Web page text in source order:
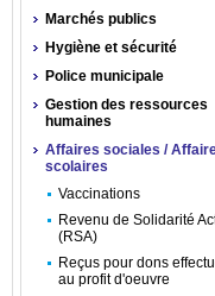
Marchés publics
Hygiène et sécurité
Police municipale
Gestion des ressources
humaines
Affaires sociales /
scolaires
Vaccinations
Revenu de Solidarité
(RSA)
Reçus pour dons
au profit d'oeuvre